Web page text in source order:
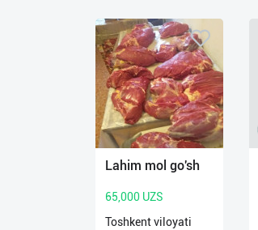
Lahim mol go'sh
65,000 UZS
Toshkent viloyati